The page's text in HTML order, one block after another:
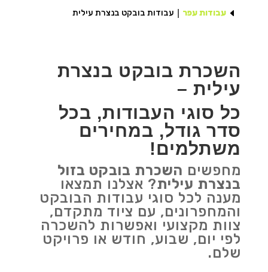
D עבודות עפר עבודות בובקט בנצרת עילית
השכרת בובקט בנצרת
עילית –
כל סוגי העבודות, בכל
סדר גודל, במחירים
משתלמים!
מחפשים השכרת בובקט בזול
בנצרת עילית? אצלנו תמצאו
מענה לכל סוגי עבודות הבובקט
והמחפרונים, עם ציוד מתקדם,
צוות מקצועי ואפשרות להשכרה
לפי יום, שבוע, חודש או פרויקט
שלם.